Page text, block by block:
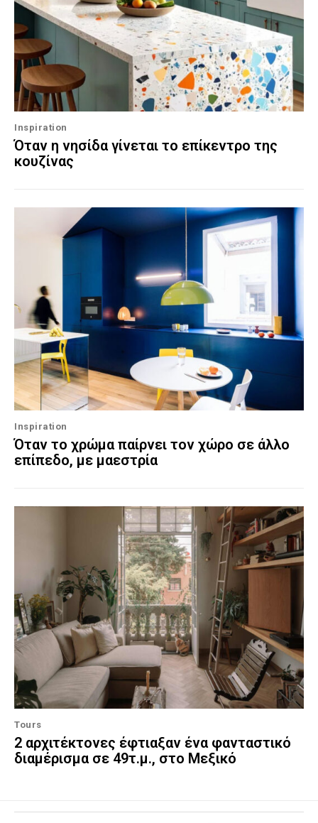
Inspiration
Όταν η νησίδα γίνεται το επίκεντρο της
κουζίνας
Inspiration
Όταν το χρώμα παίρνει τον χώρο σε άλλο
επίπεδο, με μαεστρία
Tours
2 αρχιτέκτονες έφτιαξαν ένα φανταστικό
διαμέρισμα σε 49τ.μ., στο Μεξικό